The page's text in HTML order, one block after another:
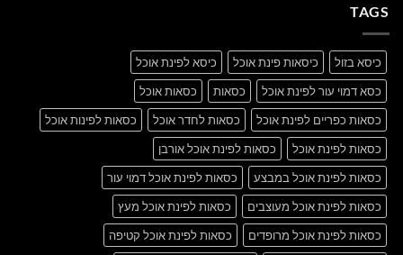
TAGS
כיסא בזול כיסאות פינת אוכל
כיסא לפינת אוכל
כסא דמוי עור לפינת אוכל
כסאות
כסאות אוכל
כסאות כפריים לפינת אוכל
כסאות לחדר אוכל
כסאות לפינות אוכל
כסאות לפינת אוכל
כסאות לפינת אוכל אורבן
כסאות לפינת אוכל במבצע
כסאות לפינת אוכל דמוי עור
כסאות לפינת אוכל מעוצבים
כסאות לפינת אוכל מעץ
כסאות לפינת אוכל מרופדים
כסאות לפינת אוכל קטיפה